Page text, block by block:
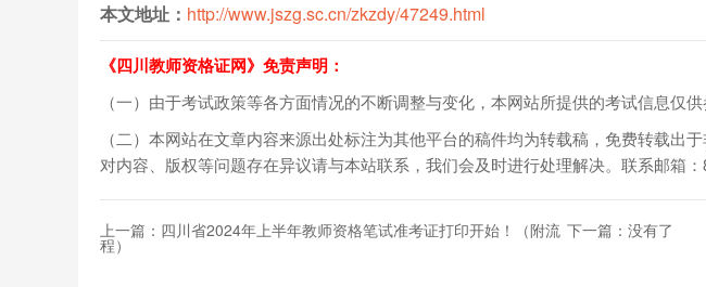
本文地址： http://www.jszg.sc.cn/zkzdy/47249.html
《四川教师资格证网》免责声明：
（一）由于考试政策等各方面情况的不断调整与变化，本网站所提供的考试信息仅
（二）本网站在文章内容来源出处标注为其他平台的稿件均为转载稿，免费转载出
对内容、版权等问题存在异议请与本站联系，我们会及时进行处理解决。联系邮箱：
上一篇： 四川省2024年上半年教师资格笔试准考证打印开始！（附流
程）
下一篇：没有了